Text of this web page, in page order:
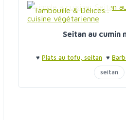
Tambouille & Délices...
Seitan au cumin
♥ Plats au tofu, seitan ♥
seitan